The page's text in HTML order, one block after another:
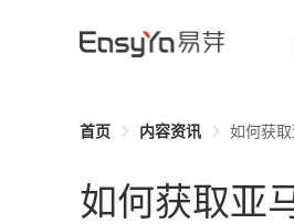
首页 内容资讯 如何获
如何获取亚